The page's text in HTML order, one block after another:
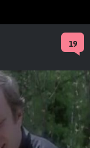
19